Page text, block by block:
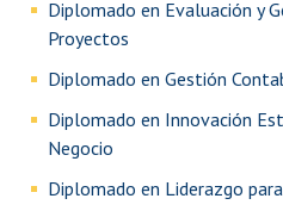
Diplomado en Evaluación y
Proyectos
Diplomado en Gestión
Diplomado en Innovación
Negocio
Diplomado en Liderazgo